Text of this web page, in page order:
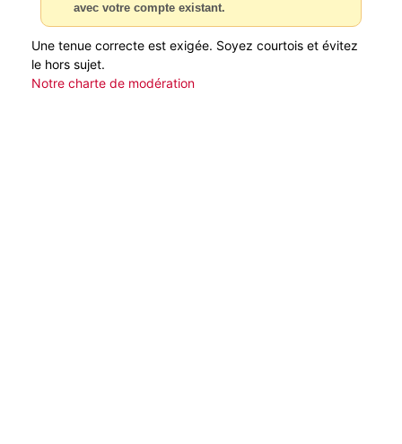
avec votre compte existant.
Une tenue correcte est exigée. Soyez courtois et évitez
le hors sujet.
Notre charte de modération